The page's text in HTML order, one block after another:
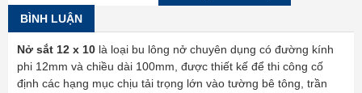
BÌNH LUẬN
Nở sắt 12 x 10 là loại bu lông nở chuyên dụng có đường kính
phi 12mm và chiều dài 100mm, được thiết kế để thi công cố
định các hạng mục chịu tải trọng lớn vào tường bê tông, trần